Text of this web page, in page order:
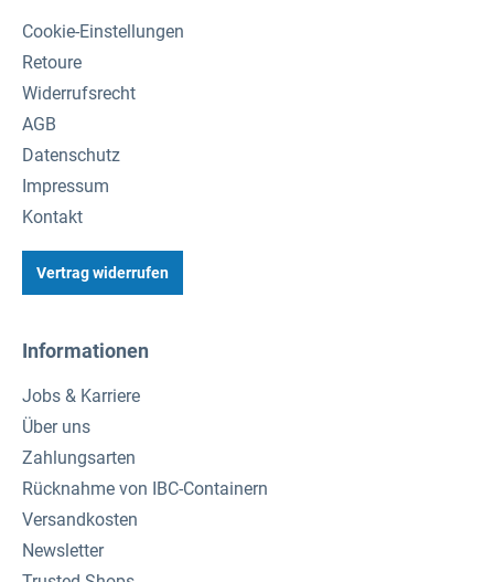
Cookie-Einstellungen
Retoure
Widerrufsrecht
AGB
Datenschutz
Impressum
Kontakt
Vertrag widerrufen
Informationen
Jobs & Karriere
Über uns
Zahlungsarten
Rücknahme von IBC-Containern
Versandkosten
Newsletter